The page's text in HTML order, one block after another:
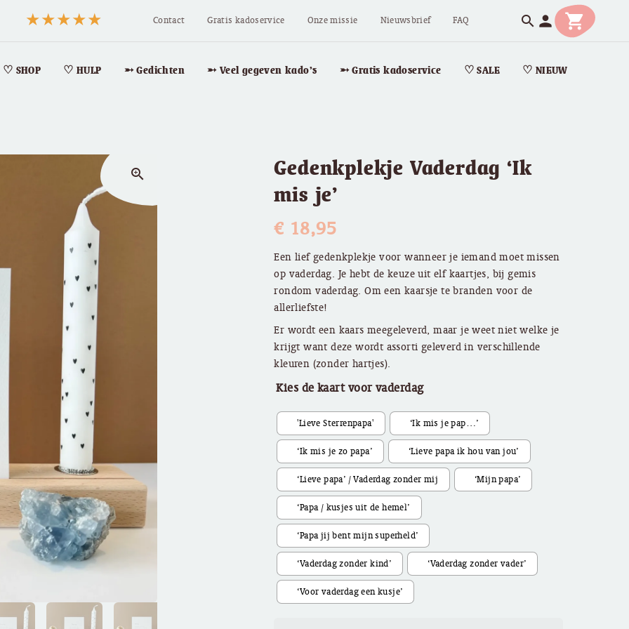
Contact Gratis kadoservice Onze missie Nieuwsbrief FAQ search person shopping_cart
♡ SHOP ♡ HULP ➵ Gedichten ➵ Veel gegeven kado’s ➵ Gratis kadoservice ♡ SALE ♡ NIEUW
zoom_in
Gedenkplekje Vaderdag ‘Ik
mis je’
€ 18,95
Een lief gedenkplekje voor wanneer je iemand moet missen
op vaderdag. Je hebt de keuze uit elf kaartjes, bij gemis
rondom vaderdag. Om een kaarsje te branden voor de
allerliefste!
Er wordt een kaars meegeleverd, maar je weet niet welke je
krijgt want deze wordt assorti geleverd in verschillende
kleuren (zonder hartjes).
Kies de kaart voor vaderdag